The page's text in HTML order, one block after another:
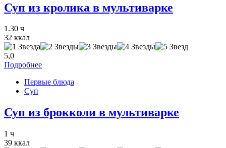
Суп из кролика в мультиварке
1.30 ч
32 ккал
5,0
Подробнее
Первые блюда
Суп
Суп из брокколи в мультиварке
1 ч
39 ккал